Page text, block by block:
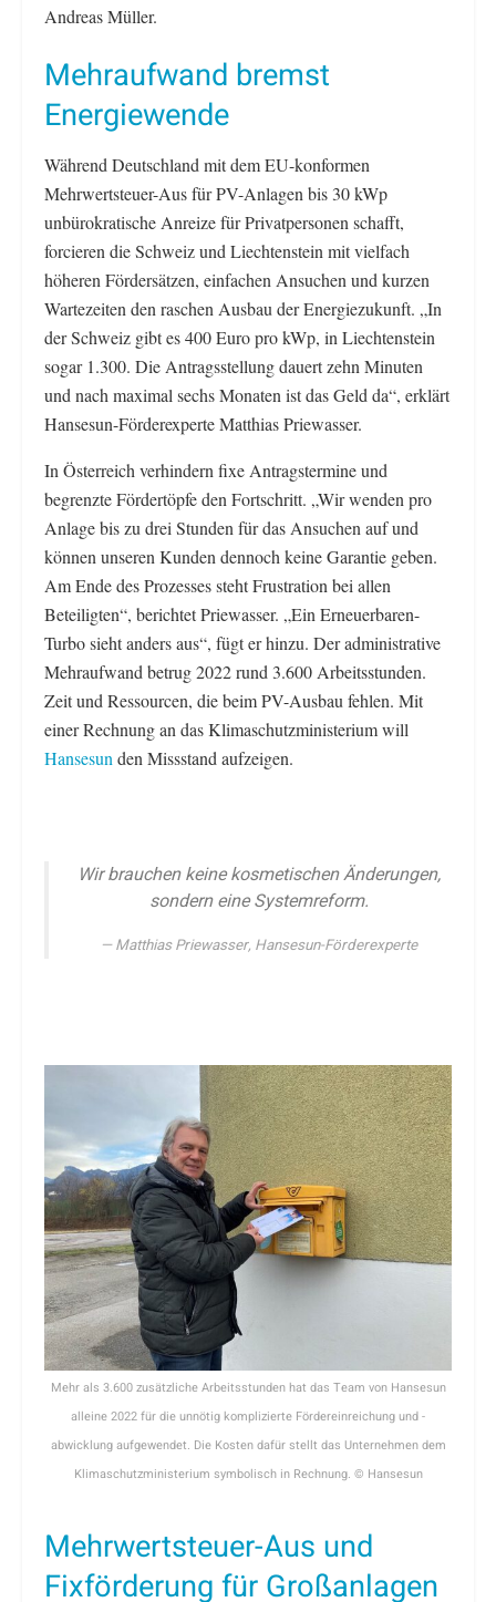
Andreas Müller.
Mehraufwand bremst
Energiewende
Während Deutschland mit dem EU-konformen
Mehrwertsteuer-Aus für PV-Anlagen bis 30 kWp
unbürokratische Anreize für Privatpersonen schafft,
forcieren die Schweiz und Liechtenstein mit vielfach
höheren Fördersätzen, einfachen Ansuchen und kurzen
Wartezeiten den raschen Ausbau der Energiezukunft. „In
der Schweiz gibt es 400 Euro pro kWp, in Liechtenstein
sogar 1.300. Die Antragsstellung dauert zehn Minuten
und nach maximal sechs Monaten ist das Geld da“, erklärt
Hansesun-Förderexperte Matthias Priewasser.
In Österreich verhindern fixe Antragstermine und
begrenzte Fördertöpfe den Fortschritt. „Wir wenden pro
Anlage bis zu drei Stunden für das Ansuchen auf und
können unseren Kunden dennoch keine Garantie geben.
Am Ende des Prozesses steht Frustration bei allen
Beteiligten“, berichtet Priewasser. „Ein Erneuerbaren-
Turbo sieht anders aus“, fügt er hinzu. Der administrative
Mehraufwand betrug 2022 rund 3.600 Arbeitsstunden.
Zeit und Ressourcen, die beim PV-Ausbau fehlen. Mit
einer Rechnung an das Klimaschutzministerium will
Hansesun den Missstand aufzeigen.
Wir brauchen keine kosmetischen Änderungen,
sondern eine Systemreform.
Matthias Priewasser, Hansesun-Förderexperte
Mehr als 3.600 zusätzliche Arbeitsstunden hat das Team von Hansesun
alleine 2022 für die unnötig komplizierte Fördereinreichung und -
abwicklung aufgewendet. Die Kosten dafür stellt das Unternehmen dem
Klimaschutzministerium symbolisch in Rechnung. © Hansesun
Mehrwertsteuer-Aus und
Fixförderung für Großanlagen